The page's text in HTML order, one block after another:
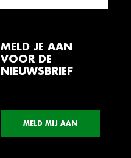
MELD JE AAN
VOOR DE
NIEUWSBRIEF
MELD MIJ AAN